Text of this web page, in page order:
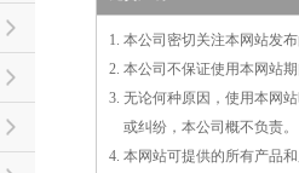
1. 本公司密切关注本网站发
2. 本公司不保证使用本网站
3. 无论何种原因，使用本网
或纠纷，本公司概不负责。
4. 本网站可提供的所有产品